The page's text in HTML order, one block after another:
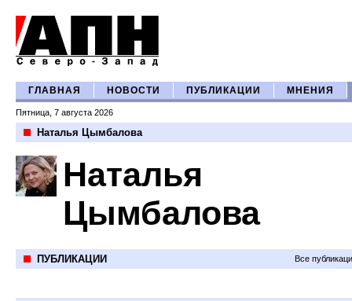
ГЛАВНАЯ НОВОСТИ ПУБЛИКАЦИИ МНЕНИЯ
Пятница, 7 августа 2026
Наталья Цымбалова
Наталья
Цымбалова
ПУБЛИКАЦИИ Все